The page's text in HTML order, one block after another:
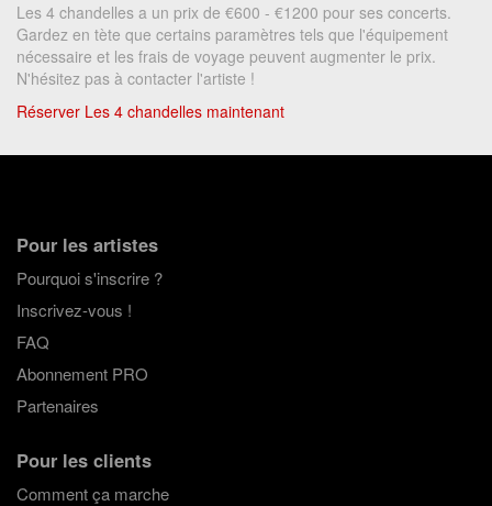
Les 4 chandelles a un prix de €600 - €1200 pour ses concerts.
Gardez en tète que certains paramètres tels que l'équipement
nécessaire et les frais de voyage peuvent augmenter le prix.
N'hésitez pas à contacter l'artiste !
Réserver Les 4 chandelles maintenant
Pour les artistes
Pourquoi s'inscrire ?
Inscrivez-vous !
FAQ
Abonnement PRO
Partenaires
Pour les clients
Comment ça marche